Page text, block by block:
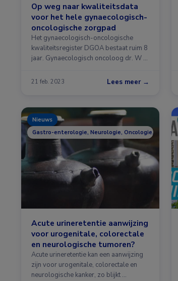
Op weg naar kwaliteitsdata
voor het hele gynaecologisch-
oncologische zorgpad
Het gynaecologisch-oncologische
kwaliteitsregister DGOA bestaat ruim 8
jaar. Gynaecologisch oncoloog dr. W …
21 feb. 2023 Lees meer →
Nieuws
Gastro-enterologie, Neurologie, Oncologie, Urologie
Acute urineretentie aanwijzing
voor urogenitale, colorectale
en neurologische tumoren?
Acute urineretentie kan een aanwijzing
zijn voor urogenitale, colorectale en
neurologische kanker, zo blijkt …